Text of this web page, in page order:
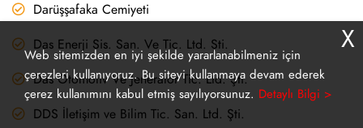
Darüşşafaka Cemiyeti
Das Enerji Sis. San. Ve Tic. Ltd. Şti.
Das Otomotiv Ve Jeneratör Tic. Ltd. Şti.
DDS İletişim ve Bilim Tic. San. Ltd. Şti.
Web sitemizden en iyi şekilde yararlanabilmeniz için
çerezleri kullanıyoruz. Bu siteyi kullanmaya devam ederek
çerez kullanımını kabul etmiş sayılıyorsunuz. Detaylı Bilgi >
X